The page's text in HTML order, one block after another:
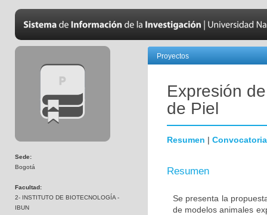
Sede:
Bogotá
Facultad:
2- INSTITUTO DE BIOTECNOLOGÍA -
IBUN
Proyectos
Expresión
de Piel
Resumen | Convocatoria
Resumen
Se presenta la
de modelos animales